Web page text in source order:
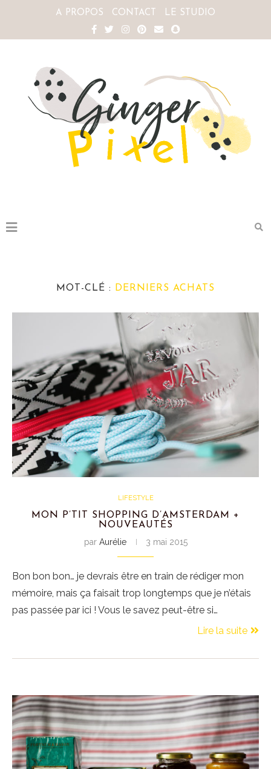
A PROPOS CONTACT LE STUDIO
MOT-CLÉ : DERNIERS ACHATS
LIFESTYLE
MON P’TIT SHOPPING D’AMSTERDAM +
NOUVEAUTÉS
par Aurélie 3 mai 2015
Bon bon bon… je devrais être en train de rédiger mon
mémoire, mais ça faisait trop longtemps que je n’étais
pas passée par ici ! Vous le savez peut-être si…
Lire la suite